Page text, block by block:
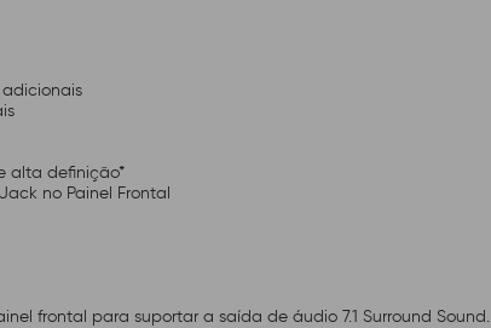
adicionais
alta definição*
no Painel Frontal
frontal para suportar a saída de áudio 7.1 Surround Sound.